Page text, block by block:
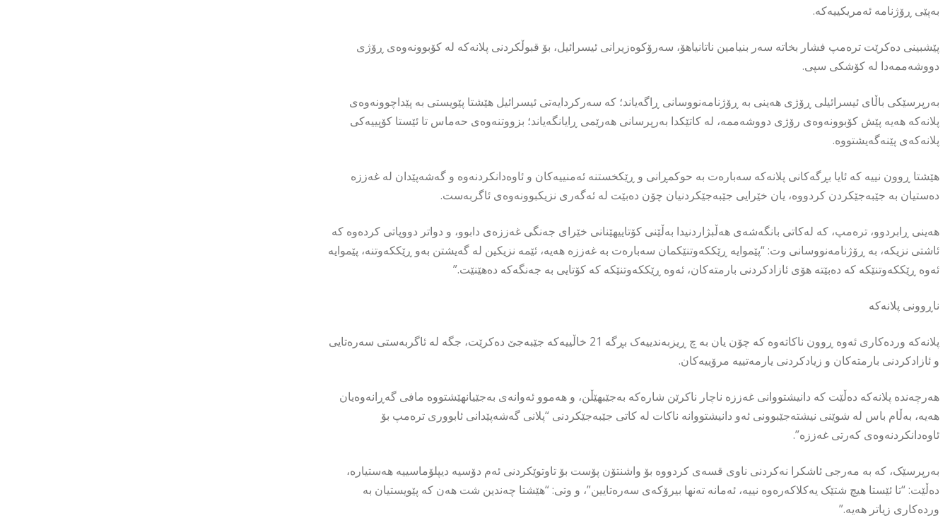
بەپێی ڕۆژنامە ئەمریکییەکە.
پێشبینی دەکرێت ترەمپ فشار بخاتە سەر بنیامین ناتانیاهۆ، سەرۆکوەزیرانی ئیسرائیل، بۆ قبوڵکردنی پلانەکە لە کۆبوونەوەی ڕۆژی
دووشەممەدا لە کۆشکی سپی.
بەرپرسێکی باڵای ئیسرائیلی ڕۆژی هەینی بە ڕۆژنامەنووسانی ڕاگەیاند؛ کە سەرکردایەتی ئیسرائیل هێشتا پێویستی بە پێداچوونەوەی
پلانەکە هەیە پێش کۆبوونەوەی رۆژی دووشەممە، لە کاتێکدا بەرپرسانی هەرێمی ڕایانگەیاند؛ بزووتنەوەی حەماس تا ئێستا کۆپییەکی
پلانەکەی پێنەگەیشتووە.
هێشتا ڕوون نییە کە ئایا بڕگەکانی پلانەکە سەبارەت بە حوکمڕانی و ڕێکخستنە ئەمنییەکان و ئاوەدانکردنەوە و گەشەپێدان لە غەززە
دەستیان بە جێبەجێکردن کردووە، یان خێرایی جێبەجێکردنیان چۆن دەبێت لە ئەگەری نزیکبوونەوەی ئاگربەست.
هەینی ڕابردوو، ترەمپ، کە لەکاتی بانگەشەی هەڵبژاردنیدا بەڵێنی کۆتاییهێنانی خێرای جەنگی غەززەی دابوو، و دواتر دووپاتی کردەوە کە
ئاشتی نزیکە، بە ڕۆژنامەنووسانی وت: “پێموایە ڕێککەوتنێکمان سەبارەت بە غەززە هەیە، ئێمە نزیکین لە گەیشتن بەو ڕێککەوتنە، پێموایە
ئەوە ڕێککەوتنێکە کە دەبێتە هۆی ئازادکردنی بارمتەکان، ئەوە ڕێککەوتنێکە کە کۆتایی بە جەنگەکە دەهێنێت.”
ناڕوونی پلانەکە
پلانەکە وردەکاری ئەوە ڕوون ناکاتەوە کە چۆن یان بە چ ڕیزبەندییەک بڕگە 21 خاڵییەکە جێبەجێ دەکرێت، جگە لە ئاگربەستی سەرەتایی
و ئازادکردنی بارمتەکان و زیادکردنی یارمەتییە مرۆییەکان.
هەرچەندە پلانەکە دەڵێت کە دانیشتووانی غەززە ناچار ناکرێن شارەکە بەجێبهێڵن، و هەموو ئەوانەی بەجێیانهێشتووە مافی گەڕانەوەیان
هەیە، بەڵام باس لە شوێنی نیشتەجێبوونی ئەو دانیشتووانە ناکات لە کاتی جێبەجێکردنی “پلانی گەشەپێدانی ئابووری ترەمپ بۆ
ئاوەدانکردنەوەی کەرتی غەززە”.
بەرپرسێک، کە بە مەرجی ئاشکرا نەکردنی ناوی قسەی کردووە بۆ واشنتۆن پۆست بۆ تاوتوێکردنی ئەم دۆسیە دیپلۆماسییە هەستیارە،
دەڵێت: “تا ئێستا هیچ شتێک یەکلاکەرەوە نییە، ئەمانە تەنها بیرۆکەی سەرەتایین”، و وتی: “هێشتا چەندین شت هەن کە پێویستیان بە
وردەکاری زیاتر هەیە.”